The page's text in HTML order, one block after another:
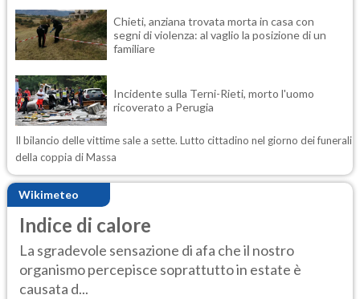
Chieti, anziana trovata morta in casa con
segni di violenza: al vaglio la posizione di un
familiare
Incidente sulla Terni-Rieti, morto l'uomo
ricoverato a Perugia
Il bilancio delle vittime sale a sette. Lutto cittadino nel giorno dei funerali
della coppia di Massa
Wikimeteo
Indice di calore
La sgradevole sensazione di afa che il nostro
organismo percepisce soprattutto in estate è
causata d...